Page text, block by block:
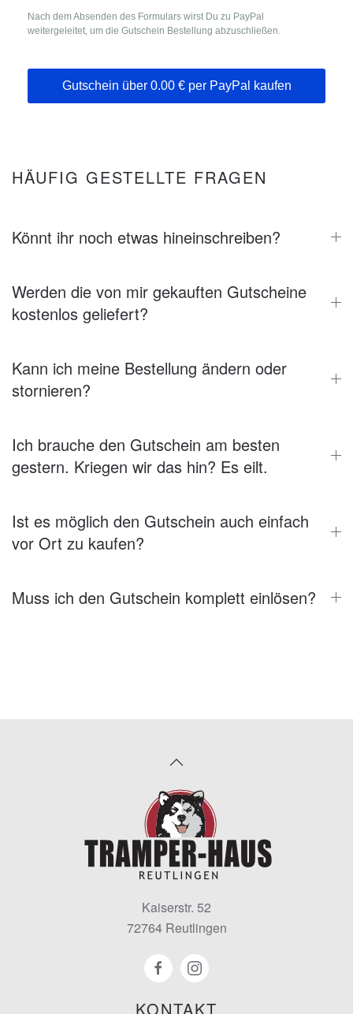
Nach dem Absenden des Formulars wirst Du zu PayPal
weitergeleitet, um die Gutschein Bestellung abzuschließen.
Gutschein über 0.00€ per PayPal kaufen
HÄUFIG GESTELLTE FRAGEN
Könnt ihr noch etwas hineinschreiben?
Werden die von mir gekauften Gutscheine
kostenlos geliefert?
Kann ich meine Bestellung ändern oder
stornieren?
Ich brauche den Gutschein am besten
gestern. Kriegen wir das hin? Es eilt.
Ist es möglich den Gutschein auch einfach
vor Ort zu kaufen?
Muss ich den Gutschein komplett einlösen?
KONTAKT
Kaiserstr. 52
72764 Reutlingen